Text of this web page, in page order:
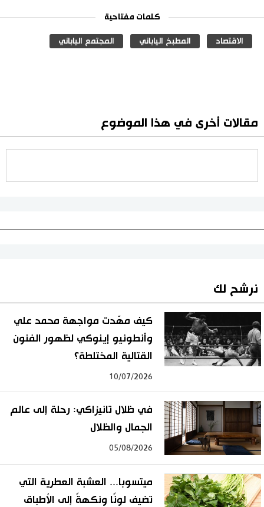
كلمات مفتاحية
الاقتصاد المطبخ الياباني المجتمع الياباني
مقالات أخرى في هذا الموضوع
نرشح لك
كيف مهّدت مواجهة محمد علي
وأنطونيو إينوكي لظهور الفنون
القتالية المختلطة؟
10/07/2026
في ظلال تانيزاكي: رحلة إلى عالم
الجمال والظلال
05/08/2026
ميتسوبا... العشبة العطرية التي
تضيف لونًا ونكهةً إلى الأطباق